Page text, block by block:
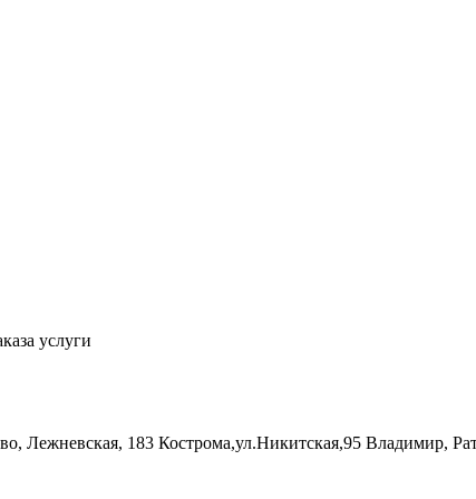
услуги
Лежневская, 183 Кострома,ул.Никитская,95 Владимир,